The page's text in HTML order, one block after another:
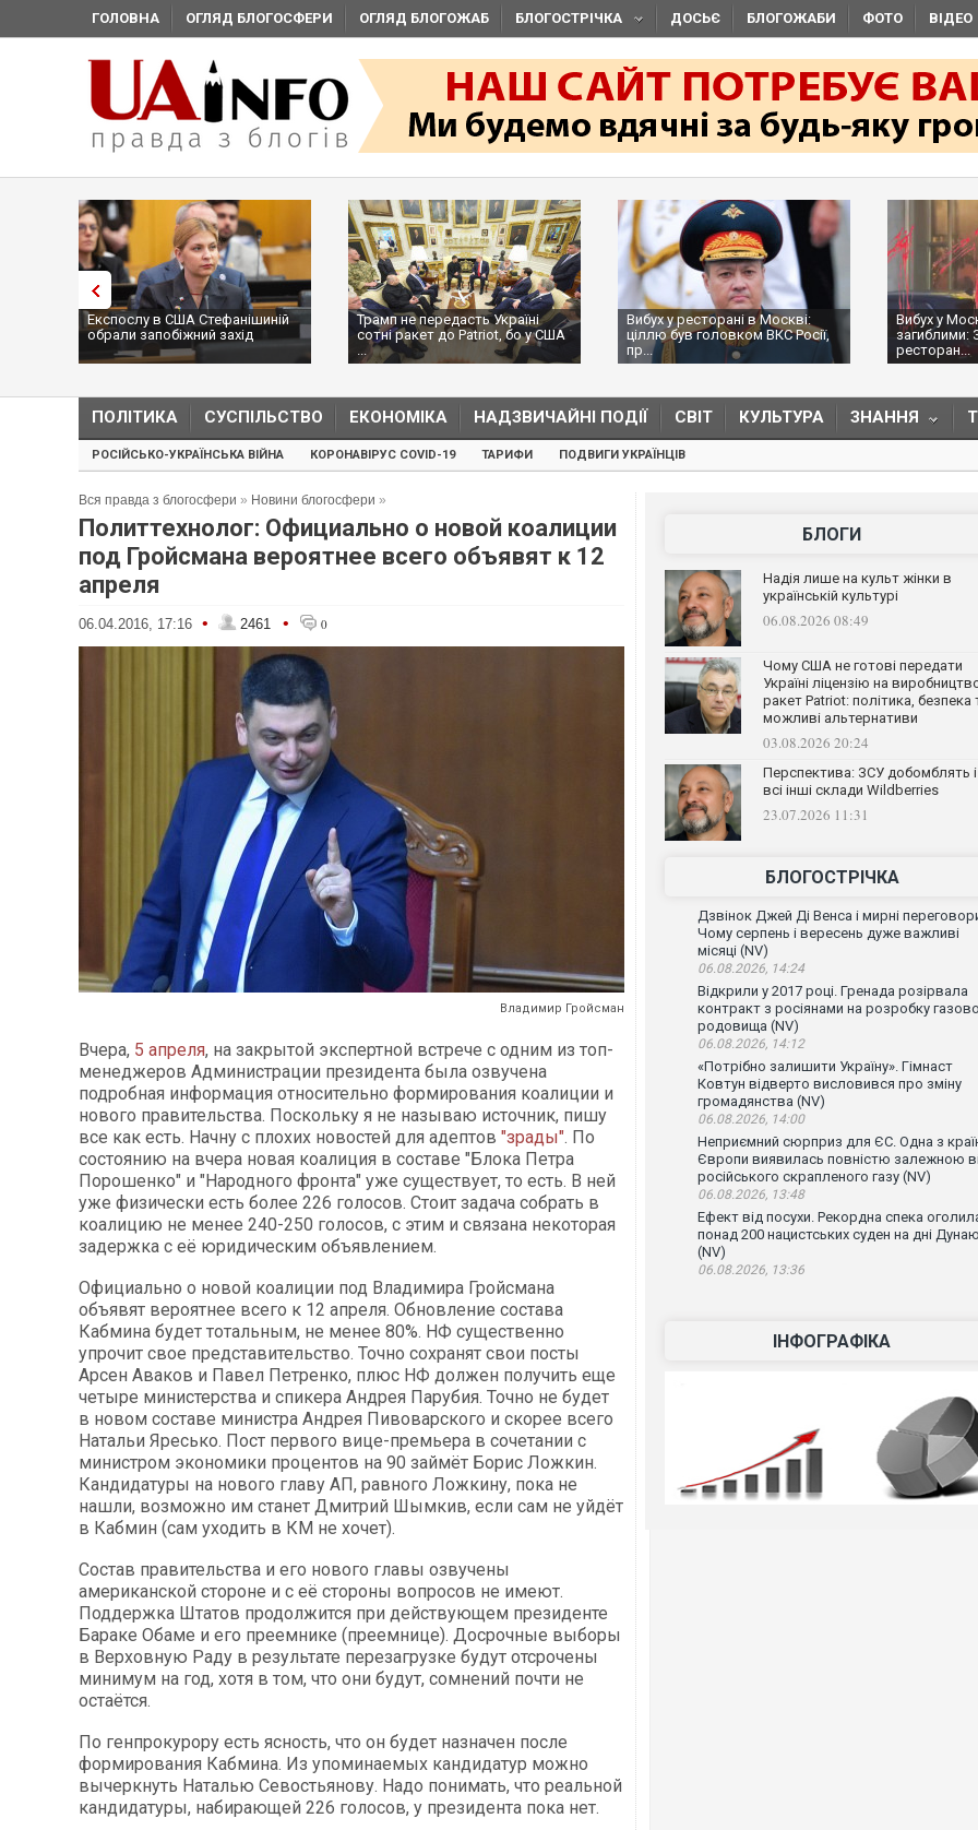
ГОЛОВНА ОГЛЯД БЛОГОСФЕРИ ОГЛЯД БЛОГОЖАБ БЛОГОСТРІЧКА ДОСЬЄ БЛОГОЖАБИ ФОТО ВІДЕО
Експослу в США Стефанішиній
обрали запобіжний захід
Трамп не передасть Україні
сотні ракет до Patriot, бо у США
...
Вибух у ресторані в Москві:
ціллю був головком ВКС Росії,
пр...
Вибух у
загиблими:
ресторан...
ПОЛІТИКА СУСПІЛЬСТВО ЕКОНОМІКА НАДЗВИЧАЙНІ ПОДІЇ СВІТ КУЛЬТУРА ЗНАННЯ
РОСІЙСЬКО-УКРАЇНСЬКА ВІЙНА КОРОНАВІРУС COVID-19 ТАРИФИ ПОДВИГИ УКРАЇНЦІВ
Вся правда з блогосфери » Новини блогосфери »
Политтехнолог: Официально о новой коалиции
под Гройсмана вероятнее всего объявят к 12
апреля
06.04.2016, 17:16 • 2461 • 0
Владимир Гройсман
Вчера, 5 апреля, на закрытой экспертной встрече с одним из топ-
менеджеров Администрации президента была озвучена
подробная информация относительно формирования коалиции и
нового правительства. Поскольку я не называю источник, пишу
все как есть. Начну с плохих новостей для адептов "зрады". По
состоянию на вчера новая коалиция в составе "Блока Петра
Порошенко" и "Народного фронта" уже существует, то есть. В ней
уже физически есть более 226 голосов. Стоит задача собрать в
коалицию не менее 240-250 голосов, с этим и связана некоторая
задержка с её юридическим объявлением.
Официально о новой коалиции под Владимира Гройсмана
объявят вероятнее всего к 12 апреля. Обновление состава
Кабмина будет тотальным, не менее 80%. НФ существенно
упрочит свое представительство. Точно сохранят свои посты
Арсен Аваков и Павел Петренко, плюс НФ должен получить еще
четыре министерства и спикера Андрея Парубия. Точно не будет
в новом составе министра Андрея Пивоварского и скорее всего
Натальи Яресько. Пост первого вице-премьера в сочетании с
министром экономики процентов на 90 займёт Борис Ложкин.
Кандидатуры на нового главу АП, равного Ложкину, пока не
нашли, возможно им станет Дмитрий Шымкив, если сам не уйдёт
в Кабмин (сам уходить в КМ не хочет).
Состав правительства и его нового главы озвучены
американской стороне и с её стороны вопросов не имеют.
Поддержка Штатов продолжится при действующем президенте
Бараке Обаме и его преемнике (преемнице). Досрочные выборы
в Верховную Раду в результате перезагрузке будут отсрочены
минимум на год, хотя в том, что они будут, сомнений почти не
остаётся.
По генпрокурору есть ясность, что он будет назначен после
формирования Кабмина. Из упоминаемых кандидатур можно
вычеркнуть Наталью Севостьянову. Надо понимать, что реальной
кандидатуры, набирающей 226 голосов, у президента пока нет.
БЛОГИ
Надія лише на культ жінки в
українській культурі
06.08.2026 08:49
Чому США не готові передати
Україні ліцензію на
ракет Patriot: політика, безпека
можливі альтернативи
03.08.2026 20:24
Перспектива: ЗСУ добомблять і
всі інші склади Wildberries
23.07.2026 11:31
БЛОГОСТРІЧКА
Дзвінок Джей Ді Венса і мирні
Чому серпень і вересень дуже важливі
місяці (NV)
06.08.2026, 14:24
Відкрили у 2017 році. Гренада розірвала
контракт з росіянами на розробку
родовища (NV)
06.08.2026, 14:12
«Потрібно залишити Україну». Гімнаст
Ковтун відверто висловився про зміну
громадянства (NV)
06.08.2026, 14:00
Неприємний сюрприз для ЄС. Одна з
Європи виявилась повністю залежною
російського скрапленого газу (NV)
06.08.2026, 13:48
Ефект від посухи. Рекордна спека
понад 200 нацистських суден на дні Дунаю
(NV)
06.08.2026, 13:36
ІНФОГРАФІКА